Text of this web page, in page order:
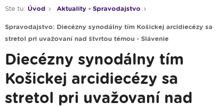
Ste tu: Úvod Aktuality - Spravodajstvo
Spravodajstvo: Diecézny synodálny tím Košickej arcidiecézy sa
stretol pri uvažovaní nad štvrtou témou - Slávenie
Diecézny synodálny tím
Košickej arcidiecézy sa
stretol pri uvažovaní nad